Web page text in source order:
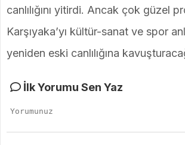
canlılığını yitirdi. Ancak çok güzel
Karşıyaka’yı kültür-sanat ve spor
yeniden eski canlılığına
İlk Yorumu Sen Yaz